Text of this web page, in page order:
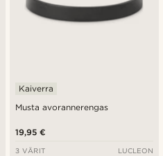
Musta avorannerengas
Kaiverra
19,95 €
3 VÄRIT LUCLEON